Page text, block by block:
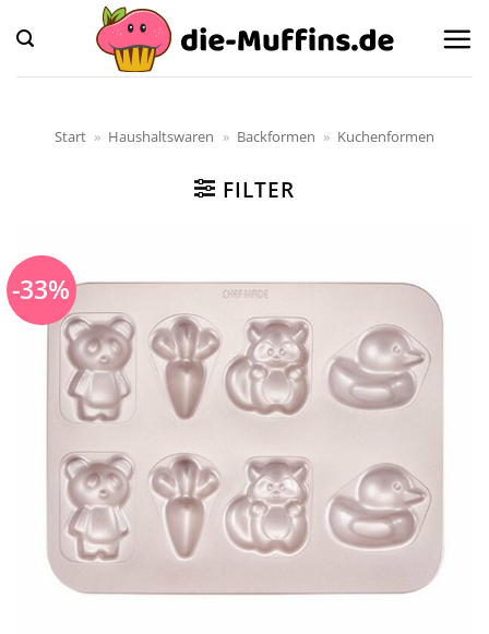
Inhalt
springen
Start » Haushaltswaren » Backformen » Kuchenformen
FILTER
-33%